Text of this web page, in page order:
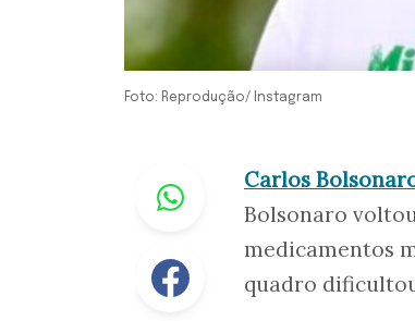
Foto: Reprodução/ Instagram
Whastapp
Facebook
Carlos
Bolsonaro
medicamentos
quadro